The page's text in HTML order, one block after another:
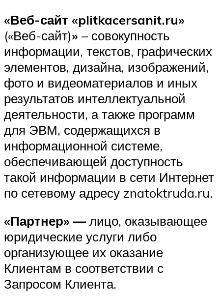
«Веб-сайт «plitkacersanit.ru»
(«Веб-сайт)» – совокупность
информации, текстов, графических
элементов, дизайна, изображений,
фото и видеоматериалов и иных
результатов интеллектуальной
деятельности, а также программ
для ЭВМ, содержащихся в
информационной системе,
обеспечивающей доступность
такой информации в сети Интернет
по сетевому адресу znatoktruda.ru.
«Партнер» — лицо, оказывающее
юридические услуги либо
организующее их оказание
Клиентам в соответствии с
Запросом Клиента.